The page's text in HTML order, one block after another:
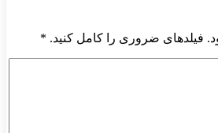
فیلدهای ضروری را کامل کنید. *